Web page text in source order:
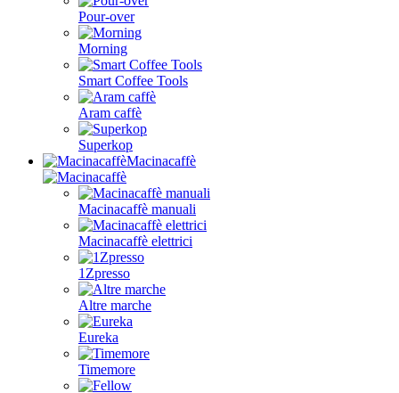
Pour-over
Morning
Smart Coffee Tools
Aram caffè
Superkop
Macinacaffè
Macinacaffè manuali
Macinacaffè elettrici
1Zpresso
Altre marche
Eureka
Timemore